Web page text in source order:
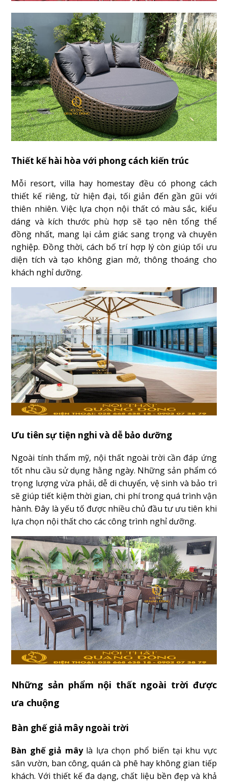
Thiết kế hài hòa với phong cách kiến trúc
Mỗi resort, villa hay homestay đều có phong cách
thiết kế riêng, từ hiện đại, tối giản đến gần gũi với
thiên nhiên. Việc lựa chọn nội thất có màu sắc, kiểu
dáng và kích thước phù hợp sẽ tạo nên tổng thể
đồng nhất, mang lại cảm giác sang trọng và chuyên
nghiệp. Đồng thời, cách bố trí hợp lý còn giúp tối ưu
diện tích và tạo không gian mở, thông thoáng cho
khách nghỉ dưỡng.
Ưu tiên sự tiện nghi và dễ bảo dưỡng
Ngoài tính thẩm mỹ, nội thất ngoài trời cần đáp ứng
tốt nhu cầu sử dụng hằng ngày. Những sản phẩm có
trọng lượng vừa phải, dễ di chuyển, vệ sinh và bảo trì
sẽ giúp tiết kiệm thời gian, chi phí trong quá trình vận
hành. Đây là yếu tố được nhiều chủ đầu tư ưu tiên khi
lựa chọn nội thất cho các công trình nghỉ dưỡng.
Những sản phẩm nội thất ngoài trời được
ưa chuộng
Bàn ghế giả mây ngoài trời
Bàn ghế giả mâylà lựa chọn phổ biến tại khu vực
sân vườn, ban công, quán cà phê hay không gian tiếp
khách. Với thiết kế đa dạng, chất liệu bền đẹp và khả